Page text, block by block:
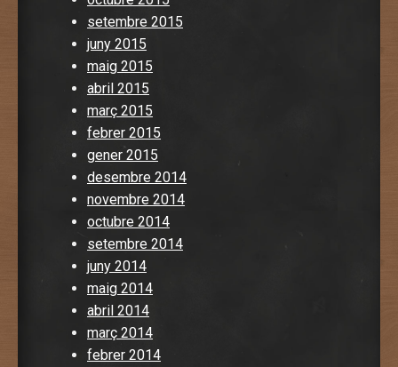
setembre 2015
juny 2015
maig 2015
abril 2015
març 2015
febrer 2015
gener 2015
desembre 2014
novembre 2014
octubre 2014
setembre 2014
juny 2014
maig 2014
abril 2014
març 2014
febrer 2014